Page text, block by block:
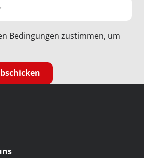
Bedingungen zustimmen, um